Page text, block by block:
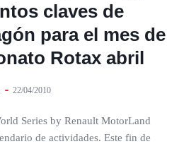
claves de
para el mes de
Rotax abril
22/04/2010
Series by Renault MotorLand
de actividades. Este fin de